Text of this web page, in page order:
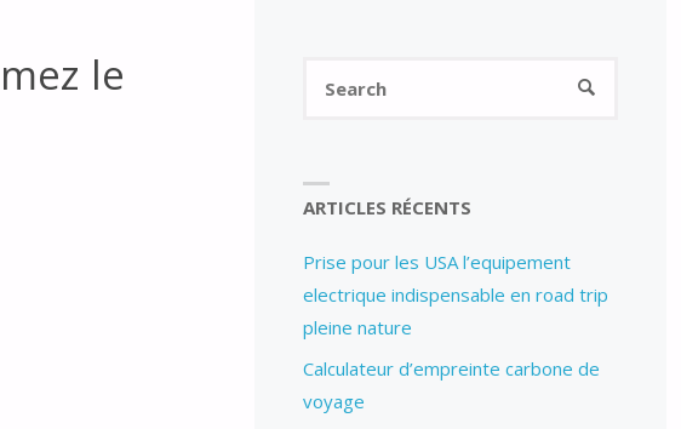
le
SEARCH
ARTICLES RÉCENTS
Prise pour les USA l’equipement
electrique indispensable en road trip
pleine nature
Calculateur d’empreinte carbone de
voyage